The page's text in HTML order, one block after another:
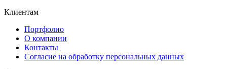
Клиентам
Портфолио
О компании
Контакты
Согласие на обработку персональных данных